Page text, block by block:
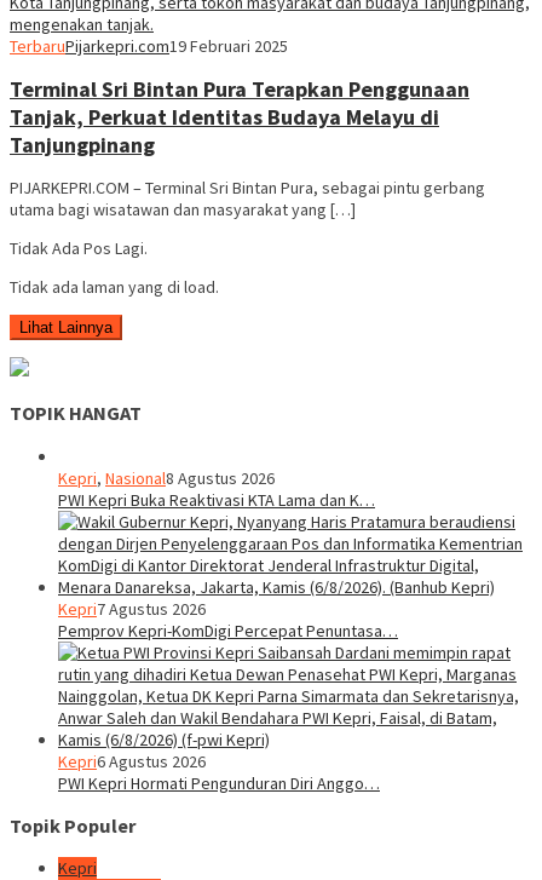
TerbaruPijarkepri.com19 Februari 2025
Terminal Sri Bintan Pura Terapkan Penggunaan
Tanjak, Perkuat Identitas Budaya Melayu di
Tanjungpinang
PIJARKEPRI.COM – Terminal Sri Bintan Pura, sebagai pintu gerbang
utama bagi wisatawan dan masyarakat yang […]
Tidak Ada Pos Lagi.
Tidak ada laman yang di load.
Lihat Lainnya
TOPIK HANGAT
Kepri, Nasional8 Agustus 2026
PWI Kepri Buka Reaktivasi KTA Lama dan K…
Kepri7 Agustus 2026
Pemprov Kepri-KomDigi Percepat Penuntasa…
Kepri6 Agustus 2026
PWI Kepri Hormati Pengunduran Diri Anggo…
Topik Populer
Kepri